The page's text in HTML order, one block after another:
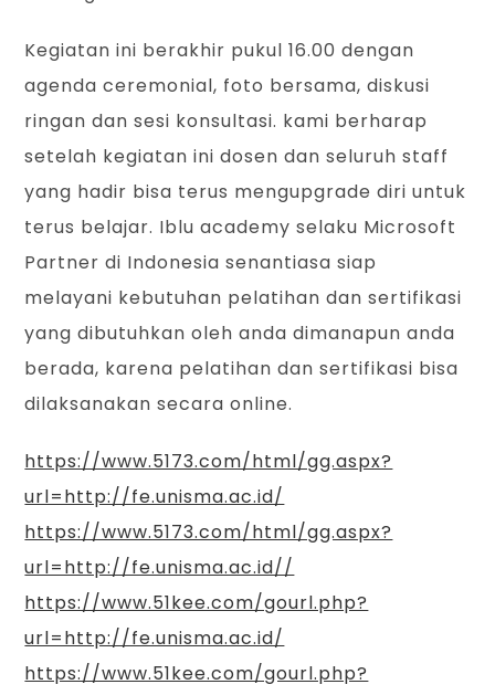
Kegiatan ini berakhir pukul 16.00 dengan
agenda ceremonial, foto bersama, diskusi
ringan dan sesi konsultasi. kami berharap
setelah kegiatan ini dosen dan seluruh staff
yang hadir bisa terus mengupgrade diri untuk
terus belajar. Iblu academy selaku Microsoft
Partner di Indonesia senantiasa siap
melayani kebutuhan pelatihan dan sertifikasi
yang dibutuhkan oleh anda dimanapun anda
berada, karena pelatihan dan sertifikasi bisa
dilaksanakan secara online.
https://www.5173.com/html/gg.aspx?
url=http://fe.unisma.ac.id/
https://www.5173.com/html/gg.aspx?
url=http://fe.unisma.ac.id//
https://www.51kee.com/gourl.php?
url=http://fe.unisma.ac.id/
https://www.51kee.com/gourl.php?